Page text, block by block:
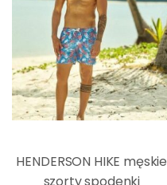
HENDERSON HIKE męskie
szorty spodenki